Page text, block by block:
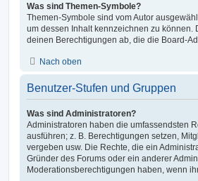
Was sind Themen-Symbole?
Themen-Symbole sind vom Autor
um dessen Inhalt kennzeichnen zu
deinen Berechtigungen ab, die die Board-
Nach oben
Benutzer-Stufen und Gruppen
Was sind Administratoren?
Administratoren haben die umfassendsten
ausführen; z. B. Berechtigungen setzen,
vergeben usw. Die Rechte, die ein
Gründer des Forums oder ein anderer
Moderationsberechtigungen haben, wenn